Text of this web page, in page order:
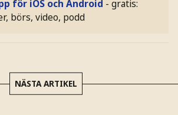
för iOS och Android - gratis:
börs, video, podd
NÄSTA ARTIKEL